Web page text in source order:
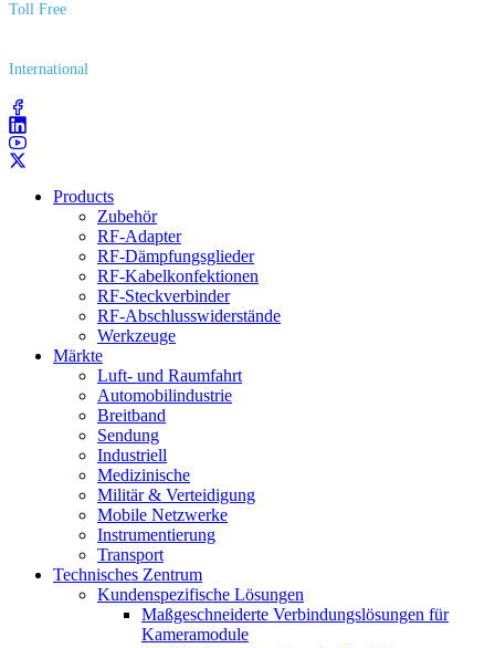
Toll Free
International
Products
Zubehör
RF-Adapter
RF-Dämpfungsglieder
RF-Kabelkonfektionen
RF-Steckverbinder
RF-Abschlusswiderstände
Werkzeuge
Märkte
Luft- und Raumfahrt
Automobilindustrie
Breitband
Sendung
Industriell
Medizinische
Militär & Verteidigung
Mobile Netzwerke
Instrumentierung
Transport
Technisches Zentrum
Kundenspezifische Lösungen
Maßgeschneiderte Verbindungslösungen für
Kameramodule